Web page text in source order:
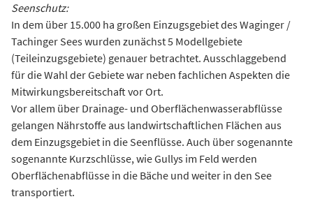
Seenschutz:
In dem über 15.000 ha großen Einzugsgebiet des Waginger /
Tachinger Sees wurden zunächst 5 Modellgebiete
(Teileinzugsgebiete) genauer betrachtet. Ausschlaggebend
für die Wahl der Gebiete war neben fachlichen Aspekten die
Mitwirkungsbereitschaft vor Ort.
Vor allem über Drainage- und Oberflächenwasserabflüsse
gelangen Nährstoffe aus landwirtschaftlichen Flächen aus
dem Einzugsgebiet in die Seenflüsse. Auch über sogenannte
sogenannte Kurzschlüsse, wie Gullys im Feld werden
Oberflächenabflüsse in die Bäche und weiter in den See
transportiert.